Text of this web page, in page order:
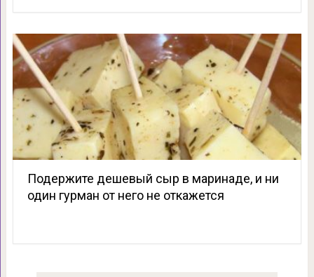
Подержите дешевый сыр в маринаде, и ни
один гурман от него не откажется